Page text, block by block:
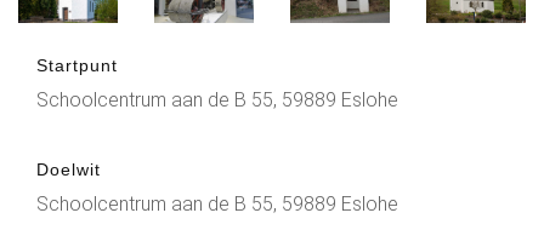
Startpunt
Schoolcentrum aan de B 55, 59889 Eslohe
Doelwit
Schoolcentrum aan de B 55, 59889 Eslohe